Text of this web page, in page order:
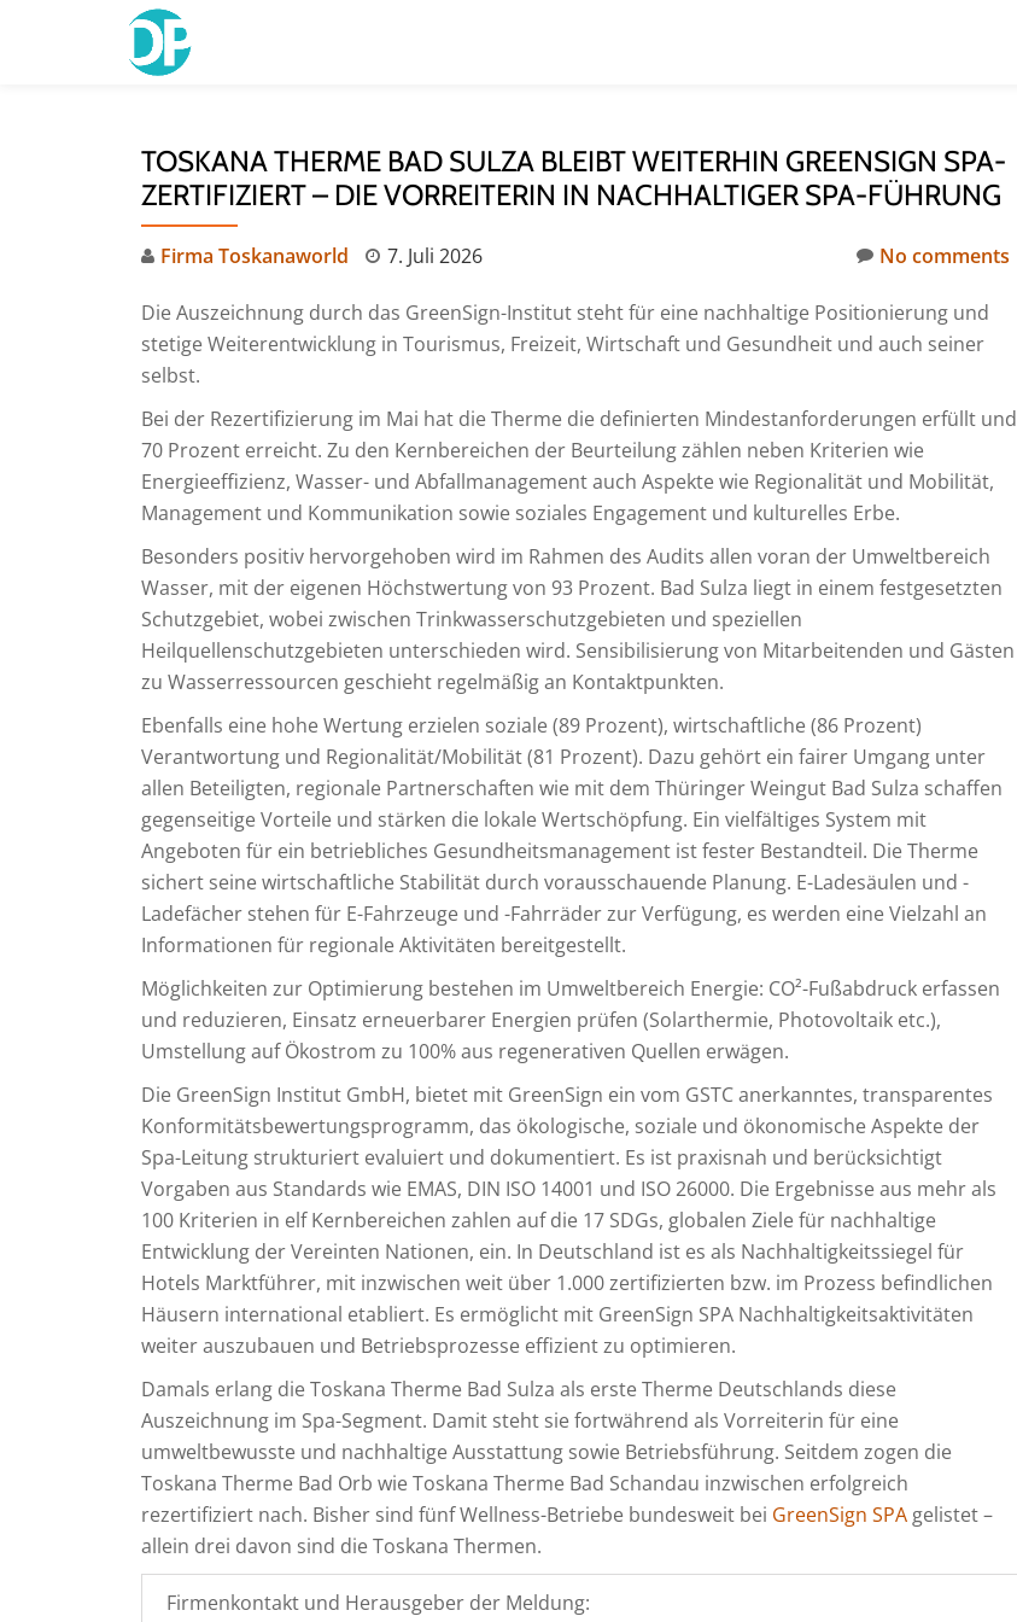
TOSKANA THERME BAD SULZA BLEIBT WEITERHIN GREENSIGN SPA-
ZERTIFIZIERT – DIE VORREITERIN IN NACHHALTIGER SPA-FÜHRUNG
Firma Toskanaworld 7. Juli 2026 No comments
Die Auszeichnung durch das GreenSign-Institut steht für eine nachhaltige Positionierung und
stetige Weiterentwicklung in Tourismus, Freizeit, Wirtschaft und Gesundheit und auch seiner
selbst.
Bei der Rezertifizierung im Mai hat die Therme die definierten Mindestanforderungen erfüllt und
70 Prozent erreicht. Zu den Kernbereichen der Beurteilung zählen neben Kriterien wie
Energieeffizienz, Wasser- und Abfallmanagement auch Aspekte wie Regionalität und Mobilität,
Management und Kommunikation sowie soziales Engagement und kulturelles Erbe.
Besonders positiv hervorgehoben wird im Rahmen des Audits allen voran der Umweltbereich
Wasser, mit der eigenen Höchstwertung von 93 Prozent. Bad Sulza liegt in einem festgesetzten
Schutzgebiet, wobei zwischen Trinkwasserschutzgebieten und speziellen
Heilquellenschutzgebieten unterschieden wird. Sensibilisierung von Mitarbeitenden und Gästen
zu Wasserressourcen geschieht regelmäßig an Kontaktpunkten.
Ebenfalls eine hohe Wertung erzielen soziale (89 Prozent), wirtschaftliche (86 Prozent)
Verantwortung und Regionalität/Mobilität (81 Prozent). Dazu gehört ein fairer Umgang unter
allen Beteiligten, regionale Partnerschaften wie mit dem Thüringer Weingut Bad Sulza schaffen
gegenseitige Vorteile und stärken die lokale Wertschöpfung. Ein vielfältiges System mit
Angeboten für ein betriebliches Gesundheitsmanagement ist fester Bestandteil. Die Therme
sichert seine wirtschaftliche Stabilität durch vorausschauende Planung. E-Ladesäulen und -
Ladefächer stehen für E-Fahrzeuge und -Fahrräder zur Verfügung, es werden eine Vielzahl an
Informationen für regionale Aktivitäten bereitgestellt.
Möglichkeiten zur Optimierung bestehen im Umweltbereich Energie: CO²-Fußabdruck erfassen
und reduzieren, Einsatz erneuerbarer Energien prüfen (Solarthermie, Photovoltaik etc.),
Umstellung auf Ökostrom zu 100% aus regenerativen Quellen erwägen.
Die GreenSign Institut GmbH, bietet mit GreenSign ein vom GSTC anerkanntes, transparentes
Konformitätsbewertungsprogramm, das ökologische, soziale und ökonomische Aspekte der
Spa-Leitung strukturiert evaluiert und dokumentiert. Es ist praxisnah und berücksichtigt
Vorgaben aus Standards wie EMAS, DIN ISO 14001 und ISO 26000. Die Ergebnisse aus mehr als
100 Kriterien in elf Kernbereichen zahlen auf die 17 SDGs, globalen Ziele für nachhaltige
Entwicklung der Vereinten Nationen, ein. In Deutschland ist es als Nachhaltigkeitssiegel für
Hotels Marktführer, mit inzwischen weit über 1.000 zertifizierten bzw. im Prozess befindlichen
Häusern international etabliert. Es ermöglicht mit GreenSign SPA Nachhaltigkeitsaktivitäten
weiter auszubauen und Betriebsprozesse effizient zu optimieren.
Damals erlang die Toskana Therme Bad Sulza als erste Therme Deutschlands diese
Auszeichnung im Spa-Segment. Damit steht sie fortwährend als Vorreiterin für eine
umweltbewusste und nachhaltige Ausstattung sowie Betriebsführung. Seitdem zogen die
Toskana Therme Bad Orb wie Toskana Therme Bad Schandau inzwischen erfolgreich
rezertifiziert nach. Bisher sind fünf Wellness-Betriebe bundesweit bei GreenSign SPA gelistet –
allein drei davon sind die Toskana Thermen.
Firmenkontakt und Herausgeber der Meldung: